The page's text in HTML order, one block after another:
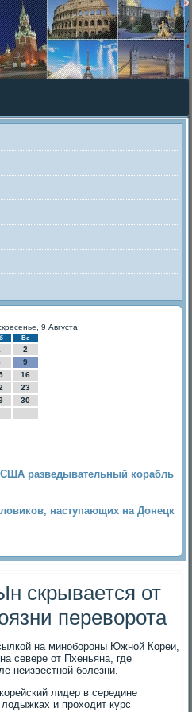
9 Августа
Вс
2
9
16
23
30
разведывательный корабль
наступающих на Донецк
скрывается от
переворота
на минобороны Южной Кореи,
севере от Пхеньяна, где
неизвестной болезни.
лидер в середине
и проходит курс